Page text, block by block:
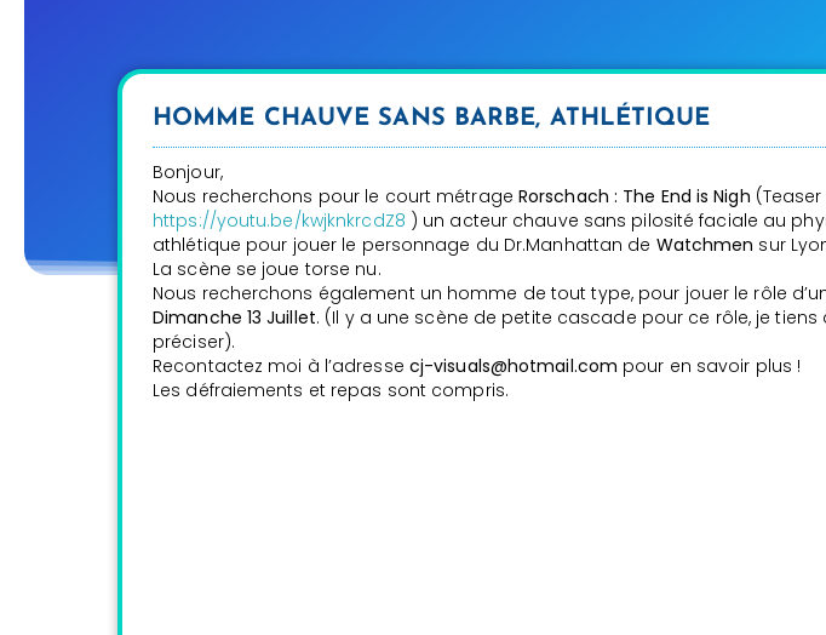
HOMME CHAUVE SANS BARBE, ATHLÉTIQUE
Bonjour,
Nous recherchons pour le court métrage Rorschach : The End is Nigh (Teaser
https://youtu.be/kwjknkrcdZ8 ) un acteur chauve sans pilosité faciale au
athlétique pour jouer le personnage du Dr.Manhattan de Watchmen sur
La scène se joue torse nu.
Nous recherchons également un homme de tout type, pour jouer le rôle
Dimanche 13 Juillet. (Il y a une scène de petite cascade pour ce rôle, je tiens
préciser).
Recontactez moi à l’adresse cj-visuals@hotmail.com pour en savoir plus !
Les défraiements et repas sont compris.